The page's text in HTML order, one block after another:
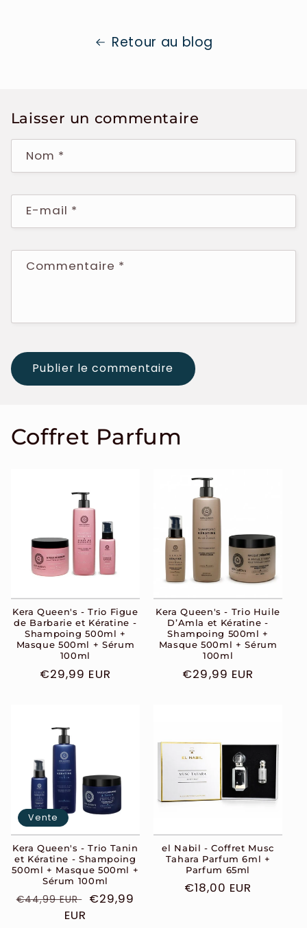
Retour au blog
Laisser un commentaire
Nom *
E-mail *
Commentaire *
Coffret Parfum
Kera Queen's - Trio Figue
de Barbarie et Kératine -
Shampoing 500ml +
Masque 500ml + Sérum
100ml
Prix
€29,99 EUR
Kera Queen's - Trio Huile
D’Amla et Kératine -
Shampoing 500ml +
Masque 500ml + Sérum
100ml
Prix
€29,99 EUR
Vente
Kera Queen's - Trio Tanin
et Kératine - Shampoing
500ml + Masque 500ml +
Sérum 100ml
Prix
habituel
€44,99 EUR
Prix
€29,99
EUR
el Nabil - Coffret Musc
Tahara Parfum 6ml +
Parfum 65ml
Prix
€18,00 EUR